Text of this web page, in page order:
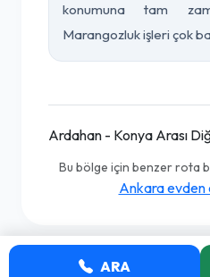
konumuna tam
Marangozluk işleri çok
Ardahan - Konya Arası
Bu bölge için benzer rota
Ankara evden
ARA